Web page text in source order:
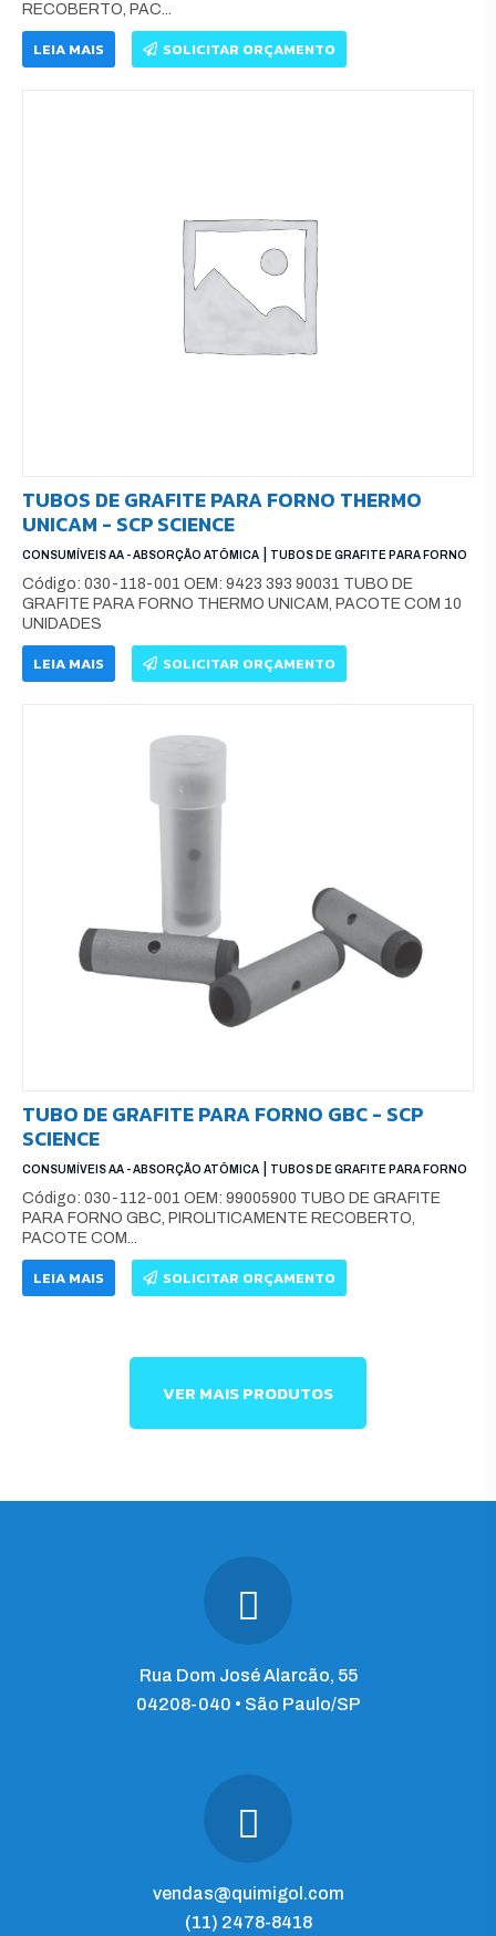
RECOBERTO, PAC...
LEIA MAIS SOLICITAR ORÇAMENTO
TUBOS DE GRAFITE PARA FORNO THERMO
UNICAM - SCP SCIENCE
CONSUMÍVEIS AA - ABSORÇÃO ATÔMICA TUBOS DE GRAFITE PARA FORNO
Código: 030-118-001 OEM: 9423 393 90031 TUBO DE
GRAFITE PARA FORNO THERMO UNICAM, PACOTE COM 10
UNIDADES
LEIA MAIS SOLICITAR ORÇAMENTO
TUBO DE GRAFITE PARA FORNO GBC - SCP
SCIENCE
CONSUMÍVEIS AA - ABSORÇÃO ATÔMICA TUBOS DE GRAFITE PARA FORNO
Código: 030-112-001 OEM: 99005900 TUBO DE GRAFITE
PARA FORNO GBC, PIROLITICAMENTE RECOBERTO,
PACOTE COM...
LEIA MAIS SOLICITAR ORÇAMENTO
VER MAIS PRODUTOS
Rua Dom José Alarcão, 55
04208-040 • São Paulo/SP
vendas@quimigol.com
(11) 2478-8418